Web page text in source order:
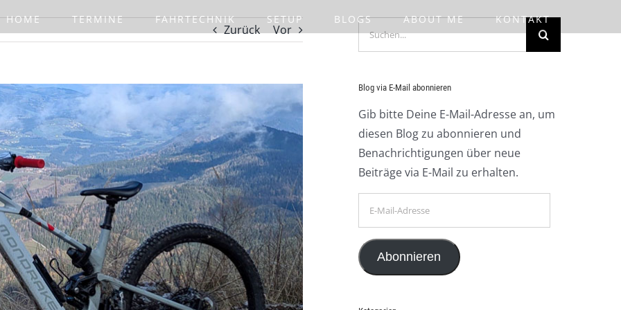
HOME TERMINE FAHRTECHNIK SETUP BLOGS ABOUT ME KONTAKT
Zurück Vor
Suche
Blog via E-Mail abonnieren
Gib bitte Deine E-Mail-Adresse an, um
diesen Blog zu abonnieren und
Benachrichtigungen über neue
Beiträge via E-Mail zu erhalten.
Adresse
Abonnieren